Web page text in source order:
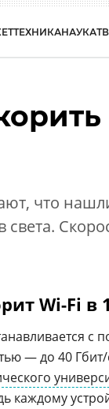
ТЕХНИКАНАУКАТВ
что
Wi-Fi в
— до 40
каждому